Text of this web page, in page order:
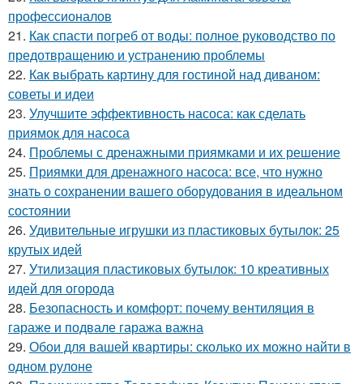
профессионалов
21. Как спасти погреб от воды: полное руководство по
предотвращению и устранению проблемы
22. Как выбрать картину для гостиной над диваном:
советы и идеи
23. Улучшите эффективность насоса: как сделать
приямок для насоса
24. Проблемы с дренажными приямками и их решение
25. Приямки для дренажного насоса: все, что нужно
знать о сохранении вашего оборудования в идеальном
состоянии
26. Удивительные игрушки из пластиковых бутылок: 25
крутых идей
27. Утилизация пластиковых бутылок: 10 креативных
идей для огорода
28. Безопасность и комфорт: почему вентиляция в
гараже и подвале гаража важна
29. Обои для вашей квартиры: сколько их можно найти в
одном рулоне